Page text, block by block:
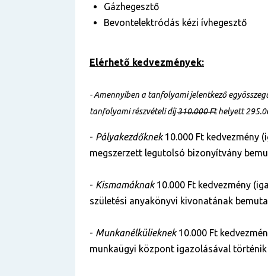
Gázhegesztő
Bevontelektródás kézi ívhegesztő
Elérhető kedvezmények:
- Amennyiben a tanfolyami jelentkező
tanfolyami részvételi díj310.000 Fthelyett
- Pályakezdőknek10.000 Ft kedvezmény
megszerzett legutolsó bizonyítvány
- Kismamáknak10.000 Ft kedvezmény
születési anyakönyvi kivonatának
- Munkanélkülieknek10.000 Ft
munkaügyi központ igazolásával történik